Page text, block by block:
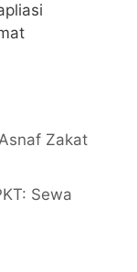
Zakat
Sewa